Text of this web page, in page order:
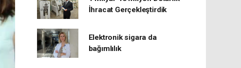
İhracat Gerçekleştirdik
Elektronik sigara da
bağımlılık